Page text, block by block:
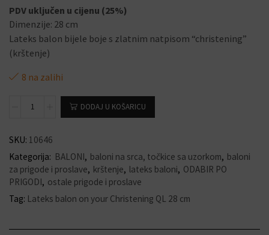
PDV uključen u cijenu (25%)
Dimenzije: 28 cm
Lateks balon bijele boje s zlatnim natpisom “christening”
(krštenje)
8 na zalihi
DODAJ U KOŠARICU
SKU: 10646
Kategorija: BALONI, baloni na srca, točkice sa uzorkom, baloni
za prigode i proslave, krštenje, lateks baloni, ODABIR PO
PRIGODI, ostale prigode i proslave
Tag: Lateks balon on your Christening QL 28 cm